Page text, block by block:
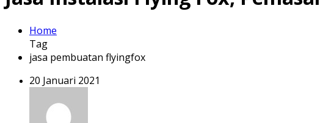
Home
Tag
jasa pembuatan flyingfox
20 Januari 2021